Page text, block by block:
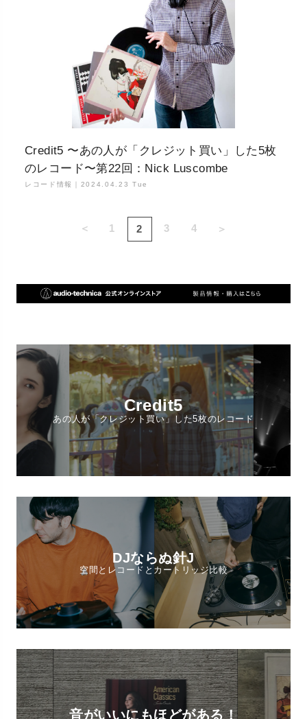
Credit5 〜あの人が「クレジット買い」した5枚
のレコード〜第22回：Nick Luscombe
レコード情報｜ 2024.04.23 Tue
＜ 1 2 3 4 ＞
Credit5
あの人が「クレジット買い」した5枚のレコード
DJならぬ針J
空間とレコードとカートリッジ比較
音がいいにもほどがある！